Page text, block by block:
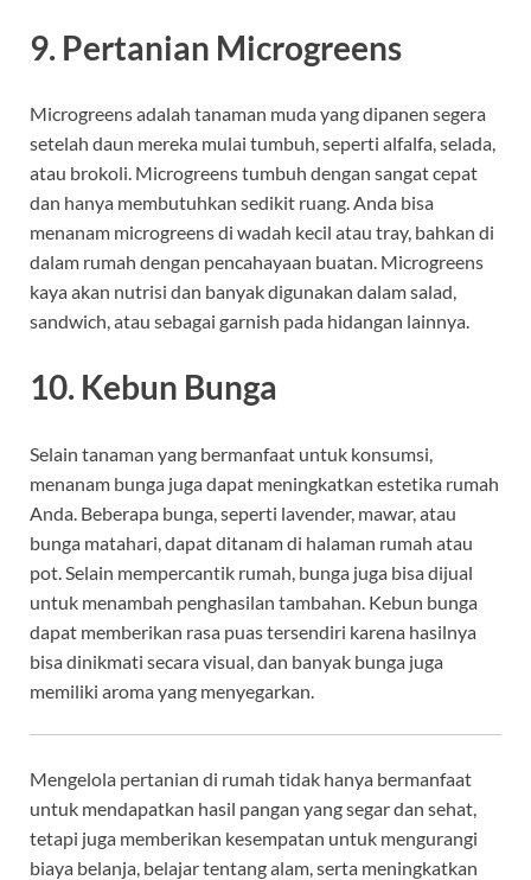
9. Pertanian Microgreens
Microgreens adalah tanaman muda yang dipanen segera
setelah daun mereka mulai tumbuh, seperti alfalfa, selada,
atau brokoli. Microgreens tumbuh dengan sangat cepat
dan hanya membutuhkan sedikit ruang. Anda bisa
menanam microgreens di wadah kecil atau tray, bahkan di
dalam rumah dengan pencahayaan buatan. Microgreens
kaya akan nutrisi dan banyak digunakan dalam salad,
sandwich, atau sebagai garnish pada hidangan lainnya.
10. Kebun Bunga
Selain tanaman yang bermanfaat untuk konsumsi,
menanam bunga juga dapat meningkatkan estetika rumah
Anda. Beberapa bunga, seperti lavender, mawar, atau
bunga matahari, dapat ditanam di halaman rumah atau
pot. Selain mempercantik rumah, bunga juga bisa dijual
untuk menambah penghasilan tambahan. Kebun bunga
dapat memberikan rasa puas tersendiri karena hasilnya
bisa dinikmati secara visual, dan banyak bunga juga
memiliki aroma yang menyegarkan.
Mengelola pertanian di rumah tidak hanya bermanfaat
untuk mendapatkan hasil pangan yang segar dan sehat,
tetapi juga memberikan kesempatan untuk mengurangi
biaya belanja, belajar tentang alam, serta meningkatkan